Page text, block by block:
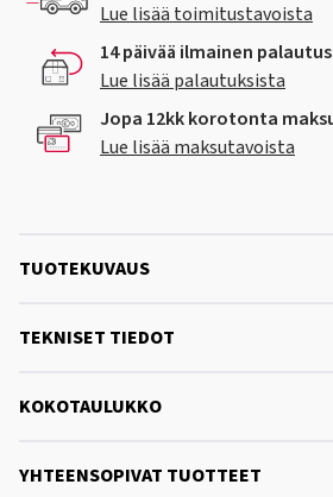
Lue lisää toimitustavoista
14 päivää ilmainen palautus
Lue lisää palautuksista
Jopa 12kk korotonta
Lue lisää maksutavoista
TUOTEKUVAUS
TEKNISET TIEDOT
KOKOTAULUKKO
YHTEENSOPIVAT TUOTTEET